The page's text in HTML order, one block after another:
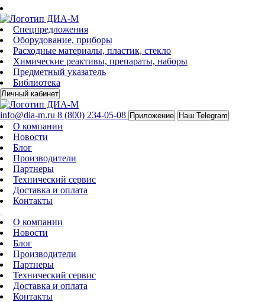
Спецпредложения
Оборудование, приборы
Расходные материалы, пластик, стекло
Химические реактивы, препараты, наборы
Предметный указатель
Библиотека
Личный кабинет
info@dia-m.ru 8 (800) 234-05-08 Приложение Наш Telegram
О компании
Новости
Блог
Производители
Партнеры
Технический сервис
Доставка и оплата
Контакты
О компании
Новости
Блог
Производители
Партнеры
Технический сервис
Доставка и оплата
Контакты